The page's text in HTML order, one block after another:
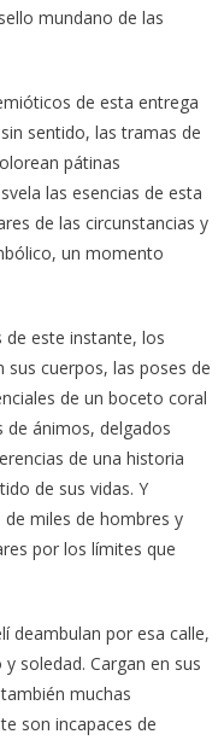
mundano de las
de esta entrega
sentido, las tramas de
pátinas
las esencias de esta
de las circunstancias y
un momento
este instante, los
cuerpos, las poses de
de un boceto coral
de ánimos, delgados
de una historia
de sus vidas. Y
miles de hombres y
por los límites que
deambulan por esa calle,
soledad. Cargan en sus
muchas
son incapaces de